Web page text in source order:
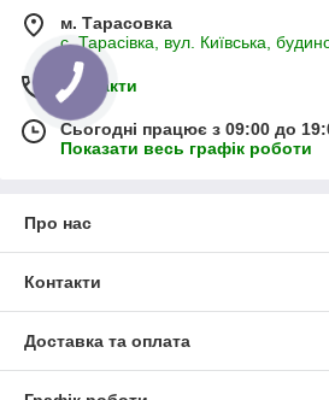
м. Тарасовка
с. Тарасівка, вул. Київська,
Контакти
Сьогодні працює з 09:00 до
Показати весь графік роботи
Про нас
Контакти
Доставка та оплата